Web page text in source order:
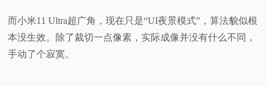
而小米11 Ultra超广角，现在只是“UI夜景模式”，算法貌似根
本没生效。除了裁切一点像素，实际成像并没有什么不同，
手动了个寂寞。